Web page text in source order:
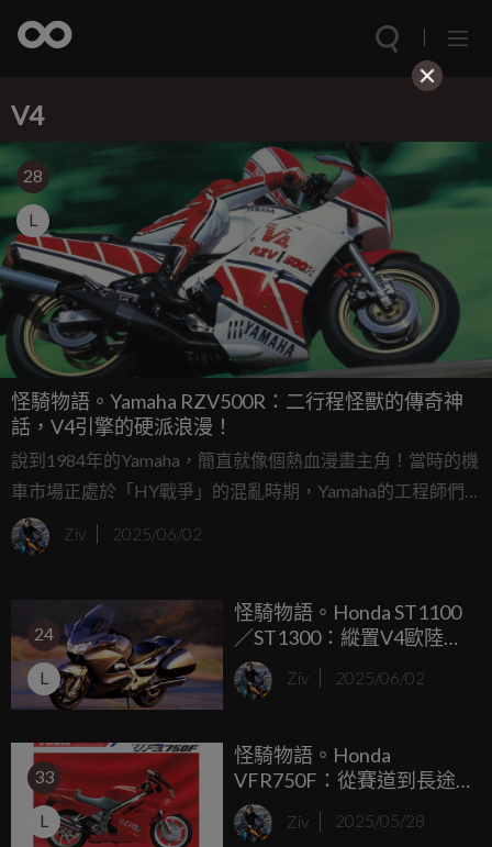
V4
28
L
怪騎物語。Yamaha RZV500R：二行程怪獸的傳奇神
話，V4引擎的硬派浪漫！
說到1984年的Yamaha，簡直就像個熱血漫畫主角！當時的機
車市場正處於「HY戰爭」的混亂時期，Yamaha的工程師們
可沒在管什麼市場需求或銷售數字，他們心裡只有一個目
標：打造一台能讓自己驕傲、讓車迷瘋狂的夢幻機車！於
的王者YZR500，卻又不只是賽車的複製品，簡直是台機車界
的超跑！
Ziv 2025/06/02
24
L
怪騎物語。Honda ST1100
／ST1300：縱置V4歐陸對
決，高速巡航的東瀛利
器！
Ziv 2025/06/02
33
L
怪騎物語。Honda
VFR750F：從賽道到長途
旅行，Honda V4家族的傳
奇進化！
Ziv 2025/05/28